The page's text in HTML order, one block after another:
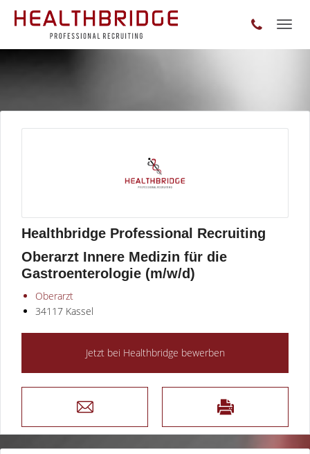
Healthbridge Professional Recruiting
Oberarzt Innere Medizin für die
Gastroenterologie (m/w/d)
Oberarzt
34117 Kassel